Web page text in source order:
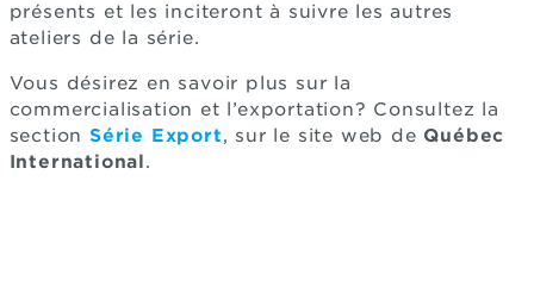
présents et les inciteront à suivre les autres
ateliers de la série.
Vous désirez en savoir plus sur la
commercialisation et l’exportation? Consultez la
section Série Export, sur le site web de Québec
International.